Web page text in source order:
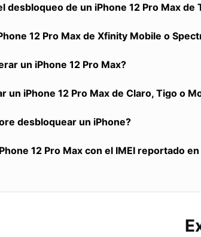
desbloqueo de un iPhone 12 Pro Max de
12 Pro Max de Xfinity Mobile o
un iPhone 12 Pro Max?
un iPhone 12 Pro Max de Claro, Tigo o
desbloquear un iPhone?
12 Pro Max con el IMEI reportado